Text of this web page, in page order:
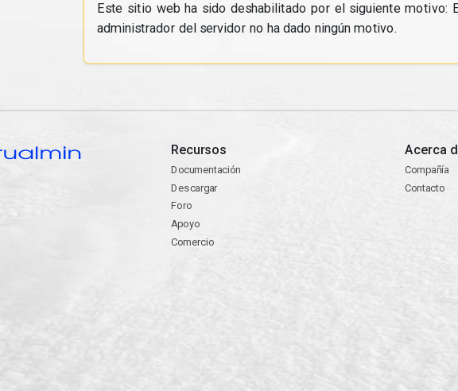
Este sitio web ha sido deshabilitado por el siguiente motivo:
administrador del servidor no ha dado ningún motivo.
Recursos
Documentación
Descargar
Foro
Apoyo
Comercio
Acerca
Compañía
Contacto